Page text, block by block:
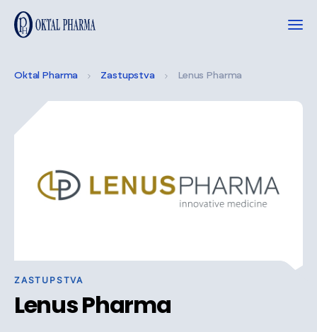
Oktal Pharma Zastupstva Lenus Pharma
ZASTUPSTVA
Lenus Pharma